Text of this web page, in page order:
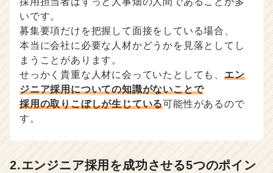
いです。
募集要項だけを把握して面接をしている場合、
本当に会社に必要な人材かどうかを見落としてし
まうことがあります。
せっかく貴重な人材に会っていたとしても、 エン
ジニア採用についての知識がないことで
採用の取りこぼしが生じている可能性があるので
す。
2.エンジニア採用を成功させる5つのポイン